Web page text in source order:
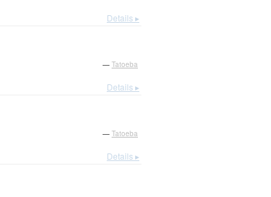
Details ▸
— Tatoeba
Details ▸
— Tatoeba
Details ▸